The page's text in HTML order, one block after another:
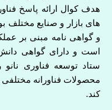
هدف کوال ارائه پاسخ
و گواهی نامه مبنی بر
ستاد توسعه فناوری
محصولات فناورانه
کند.